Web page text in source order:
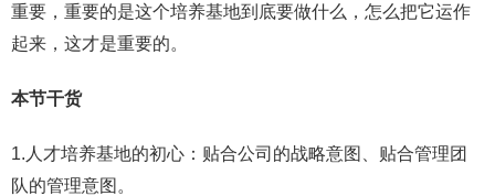
重要，重要的是这个培养基地到底要做什么，怎么把它运作
起来，这才是重要的。
本节干货
1.人才培养基地的初心：贴合公司的战略意图、贴合管理团
队的管理意图。